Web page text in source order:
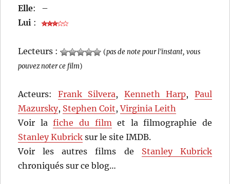
Elle:
–
Lui :
Lecteurs : (pas de note pour l'instant, vous
pouvez noter ce film)
Acteurs: Frank Silvera, Kenneth Harp, Paul
Mazursky, Stephen Coit,Virginia Leith
Voir lafiche du filmet la filmographie de
Stanley Kubrick sur le site IMDB.
Voir les autres films de Stanley Kubrick
chroniqués sur ce blog…